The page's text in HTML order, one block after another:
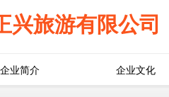
兴旅游有限公司
企业简介 企业文化